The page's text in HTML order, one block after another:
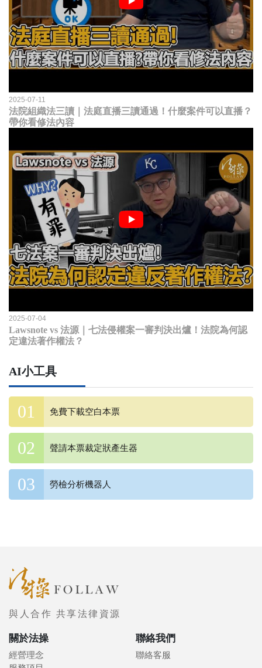
2025-07-11
法院組織法三讀｜法庭直播三讀通過！什麼案件可以直播？
帶你看修法內容
2025-07-04
Lawsnote vs 法源｜七法侵權案一審判決出爐！法院為何認
定違法著作權法？
AI小工具
免費下載空白本票
聲請本票裁定狀產生器
勞檢分析機器人
與人合作 共享法律資源
關於法操
經營理念
聯絡我們
聯絡客服